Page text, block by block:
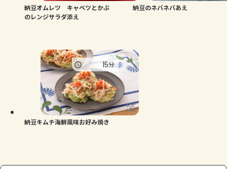
お買い物
納豆オムレツ キャベツとかぶ
のレンジサラダ添え
納豆のネバネバあえ
納豆キムチ海鮮風味お好み焼き
15分